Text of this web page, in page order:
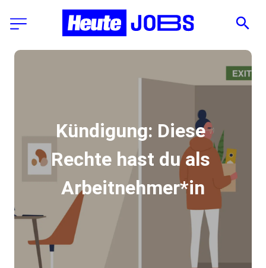
Kündigung: Diese
Rechte hast du als
Arbeitnehmer*in